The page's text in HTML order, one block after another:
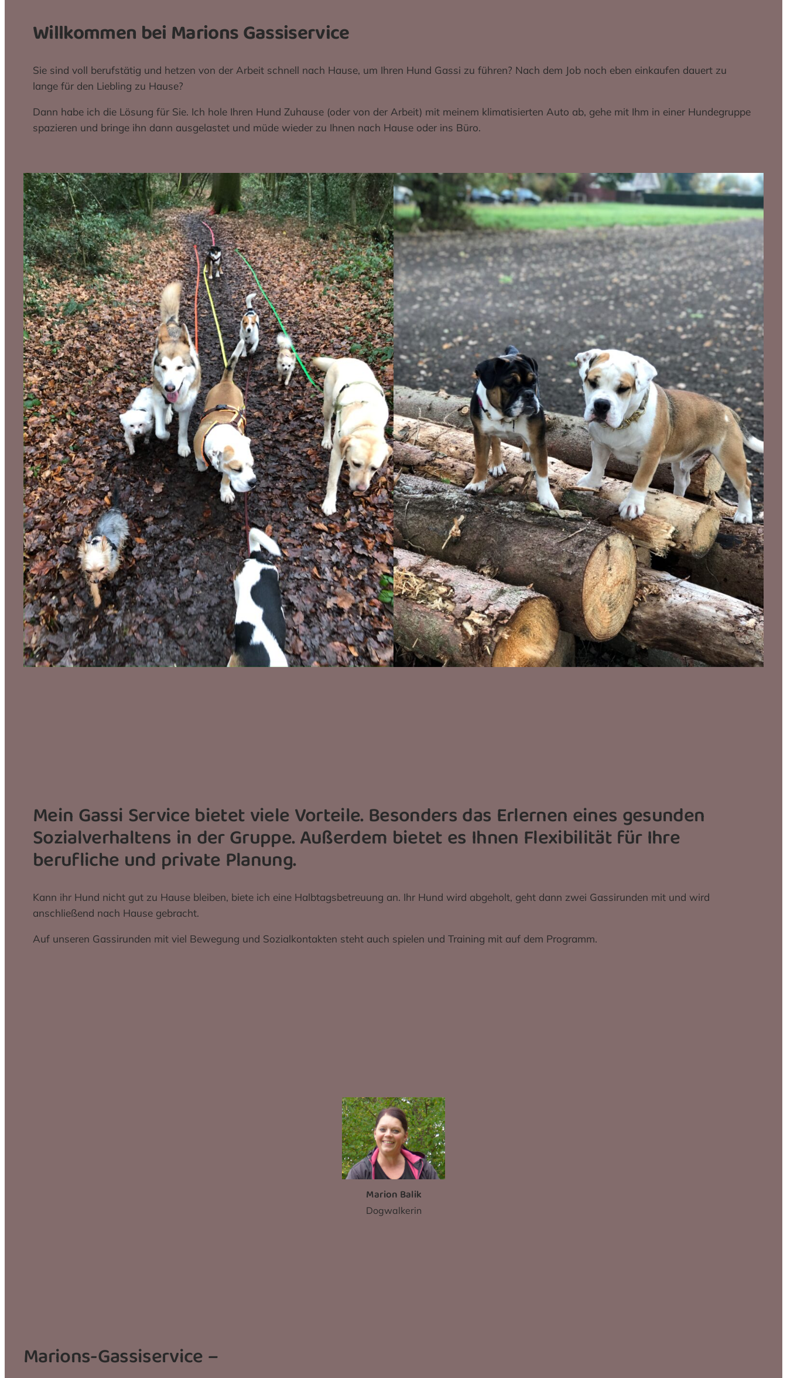
Willkommen bei Marions Gassiservice
Sie sind voll berufstätig und hetzen von der Arbeit schnell nach Hause, um Ihren Hund Gassi zu führen? Nach dem Job noch eben einkaufen dauert zu
lange für den Liebling zu Hause?
Dann habe ich die Lösung für Sie. Ich hole Ihren Hund Zuhause (oder von der Arbeit) mit meinem klimatisierten Auto ab, gehe mit Ihm in einer Hundegruppe
spazieren und bringe ihn dann ausgelastet und müde wieder zu Ihnen nach Hause oder ins Büro.
Mein Gassi Service bietet viele Vorteile. Besonders das Erlernen eines gesunden
Sozialverhaltens in der Gruppe. Außerdem bietet es Ihnen Flexibilität für Ihre
berufliche und private Planung.
Kann ihr Hund nicht gut zu Hause bleiben, biete ich eine Halbtagsbetreuung an. Ihr Hund wird abgeholt, geht dann zwei Gassirunden mit und wird
anschließend nach Hause gebracht.
Auf unseren Gassirunden mit viel Bewegung und Sozialkontakten steht auch spielen und Training mit auf dem Programm.
Marion Balik
Dogwalkerin
Marions-Gassiservice –